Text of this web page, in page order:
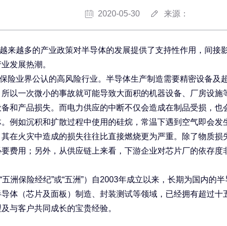
2020-05-30 来源：
来越多的产业政策对半导体的发展提供了支持性作用，间
发展热潮。
险业界公认的高风险行业。半导体生产制造需要精密设备
以一次微小的事故就可能导致大面积的机器设备、厂房设
和产品损失。而电力供应的中断不仅会造成在制品受损，
例如沉积和扩散过程中使用的硅烷，常温下遇到空气即会
在火灾中造成的损失往往比直接燃烧更为严重。除了物质
费用；另外，从供应链上来看，下游企业对芯片厂的依存
洲保险经纪”或“五洲”）自2003年成立以来，长期为国内的
体（芯片及面板）制造、封装测试等领域，已经拥有超过
与客户共同成长的宝贵经验。